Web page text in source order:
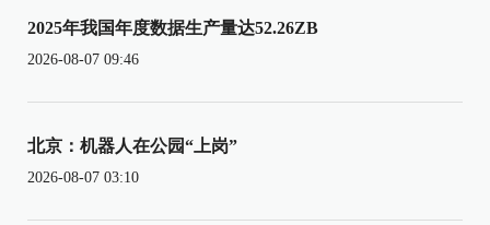
2025年我国年度数据生产量达52.26ZB
2026-08-07 09:46
北京：机器人在公园“上岗”
2026-08-07 03:10